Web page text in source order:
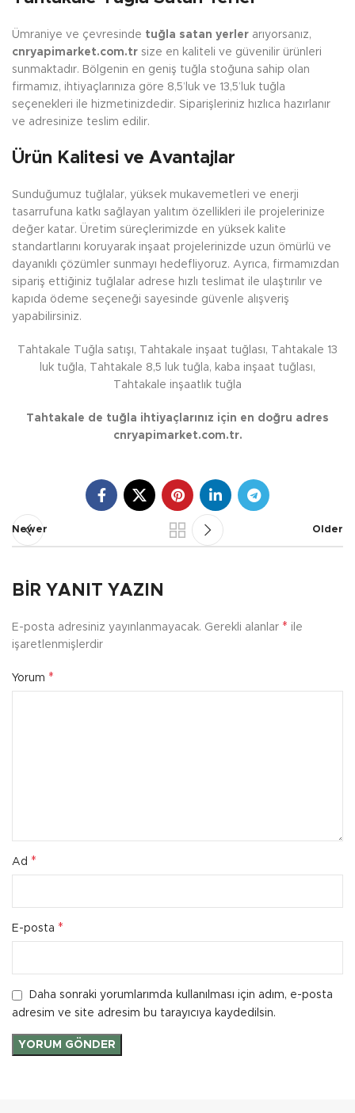
Ümraniye ve çevresinde tuğla satan yerler arıyorsanız,
cnryapimarket.com.tr size en kaliteli ve güvenilir ürünleri
sunmaktadır. Bölgenin en geniş tuğla stoğuna sahip olan
firmamız, ihtiyaçlarınıza göre 8,5’luk ve 13,5’luk tuğla
seçenekleri ile hizmetinizdedir. Siparişleriniz hızlıca hazırlanır
ve adresinize teslim edilir.
Ürün Kalitesi ve Avantajlar
Sunduğumuz tuğlalar, yüksek mukavemetleri ve enerji
tasarrufuna katkı sağlayan yalıtım özellikleri ile projelerinize
değer katar. Üretim süreçlerimizde en yüksek kalite
standartlarını koruyarak inşaat projelerinizde uzun ömürlü ve
dayanıklı çözümler sunmayı hedefliyoruz. Ayrıca, firmamızdan
sipariş ettiğiniz tuğlalar adrese hızlı teslimat ile ulaştırılır ve
kapıda ödeme seçeneği sayesinde güvenle alışveriş
yapabilirsiniz.
Tahtakale Tuğla satışı, Tahtakale inşaat tuğlası, Tahtakale 13
luk tuğla, Tahtakale 8,5 luk tuğla, kaba inşaat tuğlası,
Tahtakale inşaatlık tuğla
Tahtakale de tuğla ihtiyaçlarınız için en doğru adres
cnryapimarket.com.tr.
Newer Older
BIR YANIT YAZIN
E-posta adresiniz yayınlanmayacak. Gerekli alanlar * ile
işaretlenmişlerdir
Yorum *
Ad *
E-posta *
Daha sonraki yorumlarımda kullanılması için adım, e-posta
adresim ve site adresim bu tarayıcıya kaydedilsin.